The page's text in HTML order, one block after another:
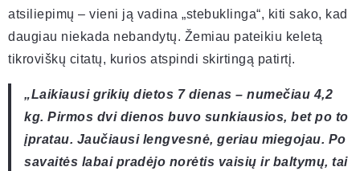
atsiliepimų – vieni ją vadina „stebuklinga“, kiti sako, kad
daugiau niekada nebandytų. Žemiau pateikiu keletą
tikroviškų citatų, kurios atspindi skirtingą patirtį.
„Laikiausi grikių dietos 7 dienas – numečiau 4,2
kg. Pirmos dvi dienos buvo sunkiausios, bet po to
įpratau. Jaučiausi lengvesnė, geriau miegojau. Po
savaitės labai pradėjo norėtis vaisių ir baltymų, tai